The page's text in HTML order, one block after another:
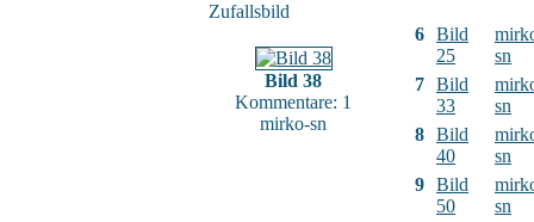
Zufallsbild
Bild 38
Kommentare: 1
mirko-sn
6 Bild
25
sn
7 Bild
33
sn
8 Bild
40
sn
9 Bild
50
sn